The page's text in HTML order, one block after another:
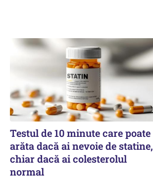
Testul de 10 minute care poate
arăta dacă ai nevoie de statine,
chiar dacă ai colesterolul
normal